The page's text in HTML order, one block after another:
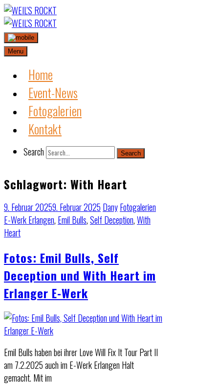
Skip
to
content
Menu
Home
Event-News
Fotogalerien
Kontakt
Search Search
Schlagwort: With Heart
9. Februar 20259. Februar 2025 DanyFotogalerien
E-Werk Erlangen, Emil Bulls,Self Deception,With
Heart
Fotos: Emil Bulls, Self
Deception und With Heart im
Erlanger E-Werk
Emil Bulls haben bei ihrer Love Will Fix It Tour Part II
am 7.2.2025 auch im E-Werk Erlangen Halt
gemacht. Mit im